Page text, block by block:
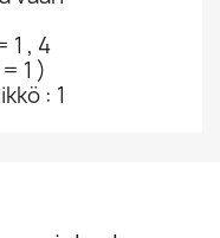
1 , 4
1 )
: 1